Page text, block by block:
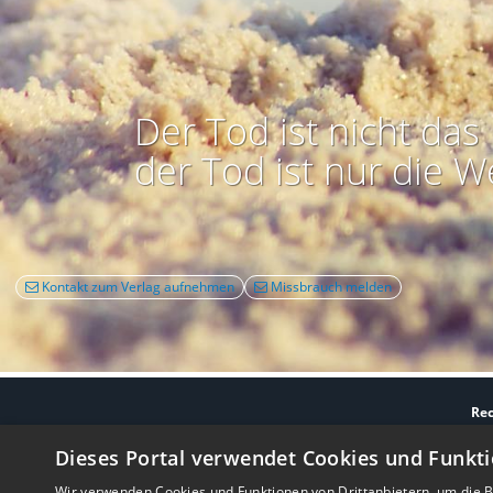
Der Tod ist nicht
der Tod ist nur die
Kontakt zum Verlag aufnehmen Missbrauch melden
Dieses Portal verwendet Cookies und